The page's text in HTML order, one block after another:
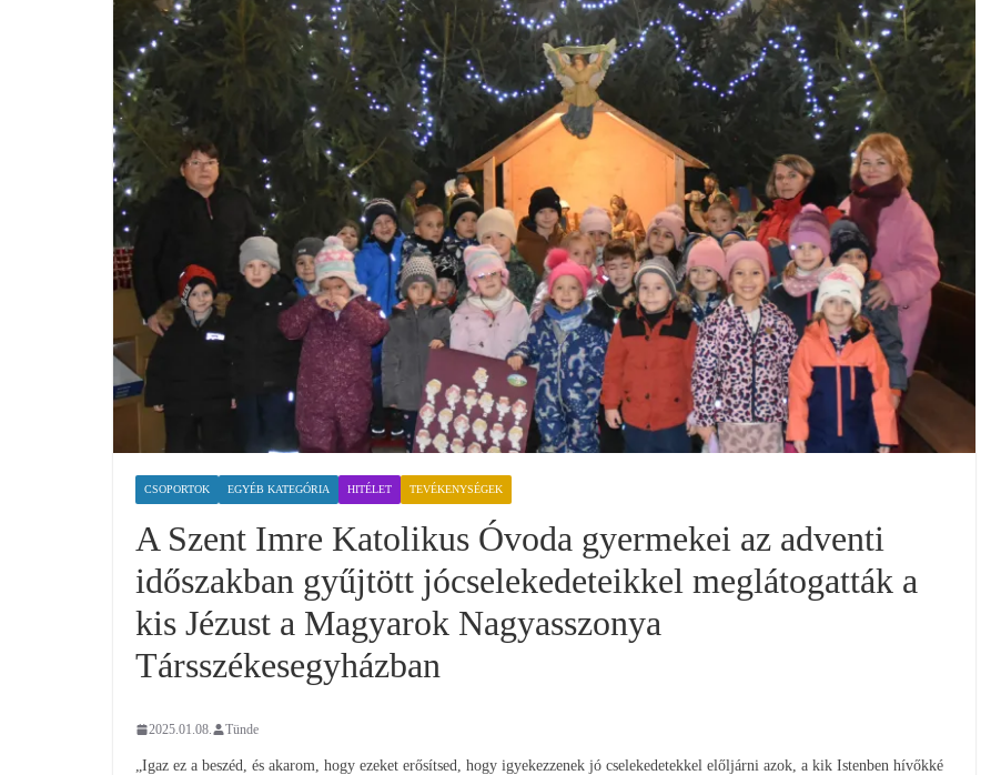
CSOPORTOK EGYÉB KATEGÓRIA HITÉLET TEVÉKENYSÉGEK
A Szent Imre Katolikus Óvoda gyermekei az adventi
időszakban gyűjtött jócselekedeteikkel meglátogatták a
kis Jézust a Magyarok Nagyasszonya
Társszékesegyházban
2025.01.08. Tünde
„Igaz ez a beszéd, és akarom, hogy ezeket erősítsed, hogy igyekezzenek jó cselekedetekkel előljárni azok, a kik Istenben hívőkké